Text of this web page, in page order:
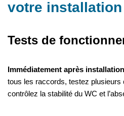
votre installation
Tests de
Immédiatement après
tous les raccords, testez plusieurs
contrôlez la stabilité du WC et